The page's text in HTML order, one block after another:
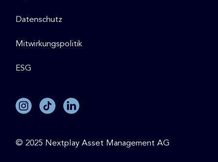
Datenschutz
Mitwirkungspolitik
ESG
© 2025 Nextplay Asset Management AG